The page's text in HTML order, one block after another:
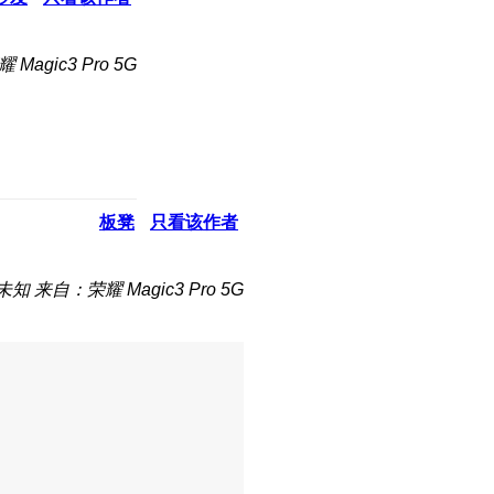
Magic3 Pro 5G
板凳 只看该作者
知 来自：荣耀 Magic3 Pro 5G